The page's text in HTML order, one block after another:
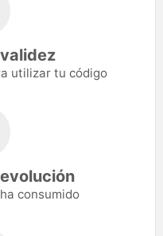
utilizar tu código
consumido